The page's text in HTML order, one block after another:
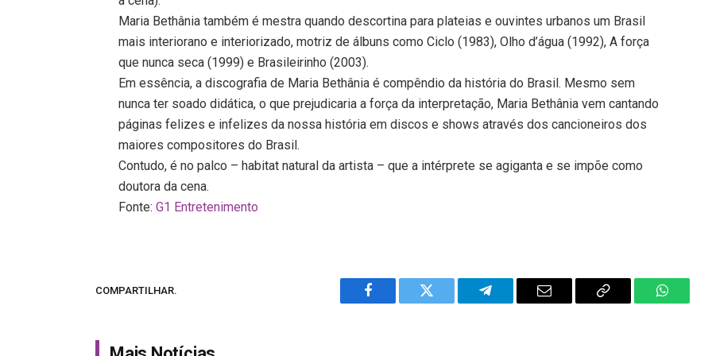
Maria Bethânia também é mestra quando descortina para plateias e ouvintes urbanos um Brasil
mais interiorano e interiorizado, motriz de álbuns como Ciclo (1983), Olho d’água (1992), A força
que nunca seca (1999) e Brasileirinho (2003).
Em essência, a discografia de Maria Bethânia é compêndio da história do Brasil. Mesmo sem
nunca ter soado didática, o que prejudicaria a força da interpretação, Maria Bethânia vem cantando
páginas felizes e infelizes da nossa história em discos e shows através dos cancioneiros dos
maiores compositores do Brasil.
Contudo, é no palco – habitat natural da artista – que a intérprete se agiganta e se impõe como
doutora da cena.
Fonte:G1 Entretenimento
COMPARTILHAR.
Facebook Twitter Telegram Email
Copy